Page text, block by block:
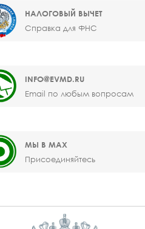
НАЛОГОВЫЙ ВЫЧЕТ
Справка для ФНС
INFO@EVMD.RU
Email по любым вопросам
МЫ В MAX
Присоединяйтесь